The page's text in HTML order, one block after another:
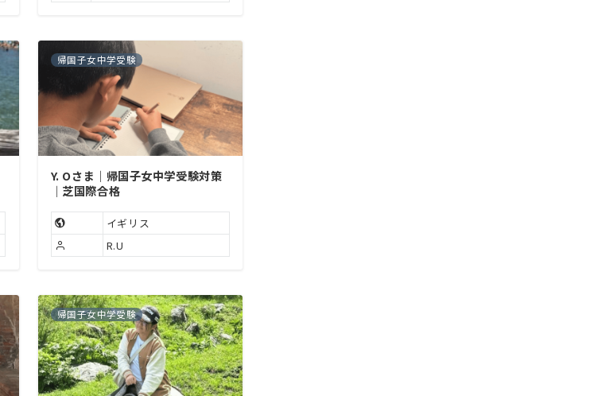
帰国子女中学受験
Y. Oさま｜帰国子女中学受験対策
｜芝国際合格
イギリス
R.U
帰国子女中学受験